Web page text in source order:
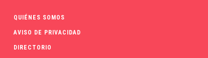
QUIÉNES SOMOS
AVISO DE PRIVACIDAD
DIRECTORIO